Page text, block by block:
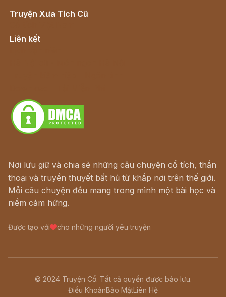
Truyện Xưa Tích Cũ
Liên kết
Nơi lưu giữ và chia sẻ những câu chuyện cổ tích, thần
thoại và truyền thuyết bất hủ từ khắp nơi trên thế giới.
Mỗi câu chuyện đều mang trong mình một bài học và
niềm cảm hứng.
Được tạo với cho những người yêu truyện
© 2024 Truyện Cổ. Tất cả quyền được bảo lưu.
Điều KhoảnBảo MậtLiên Hệ